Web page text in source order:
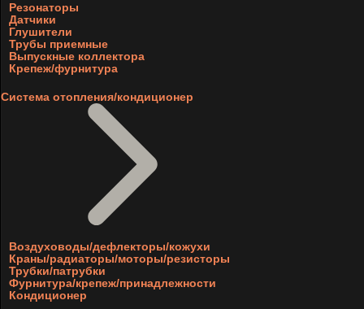
Резонаторы
Датчики
Глушители
Трубы приемные
Выпускные коллектора
Крепеж/фурнитура
Система отопления/кондиционер
Воздуховоды/дефлекторы/кожухи
Краны/радиаторы/моторы/резисторы
Трубки/патрубки
Фурнитура/крепеж/принадлежности
Кондиционер